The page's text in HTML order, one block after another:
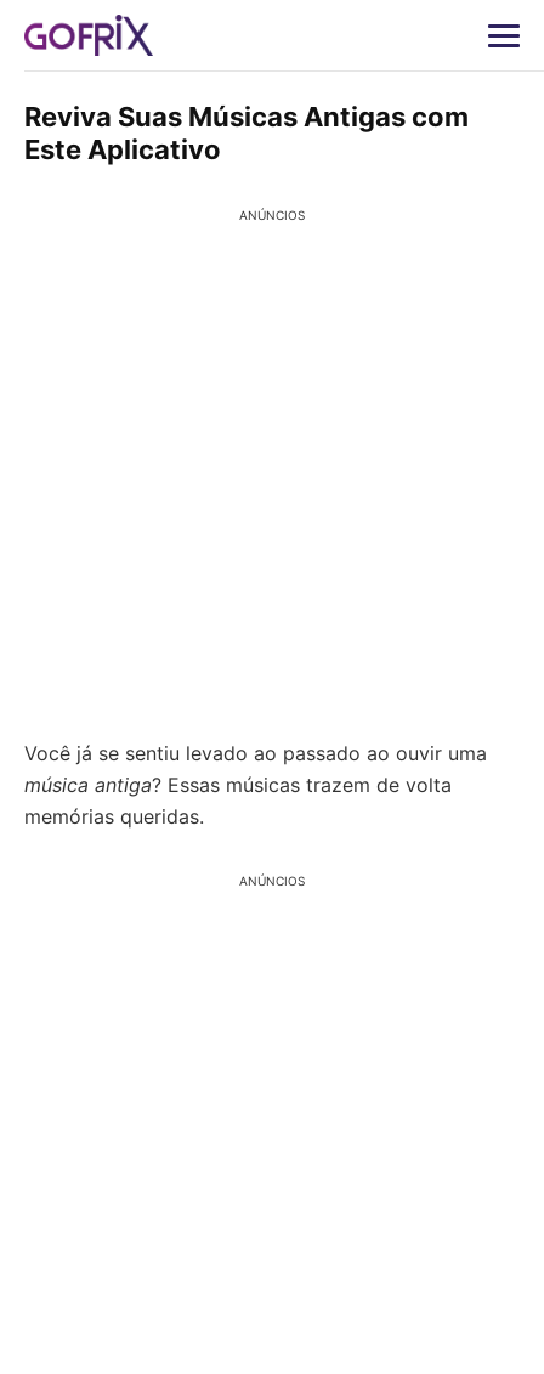
Reviva Suas Músicas Antigas com
Este Aplicativo
ANÚNCIOS
Você já se sentiu levado ao passado ao ouvir uma
música antiga? Essas músicas trazem de volta
memórias queridas.
ANÚNCIOS